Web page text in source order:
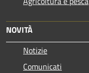
NOVITÀ
Notizie
Comunicati